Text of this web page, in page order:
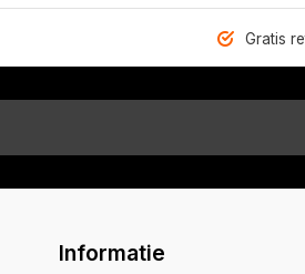
Gratis
Informatie